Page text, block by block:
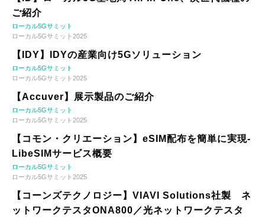
ご紹介
ローカル5Gサミット
ローカル5Gサミット2025
【IDY】IDYの産業向け5Gソリューション
ローカル5Gサミット
ローカル5Gサミット2025
【Accuver】展示製品のご紹介
ローカル5Gサミット
ローカル5Gサミット2025
【コモン・クリエーション】eSIM配布を簡単に実現-
LibeSIMサービス概要
ローカル5Gサミット
ローカル5Gサミット2025
【コーンズテクノロジー】VIAVI Solutions社製 ネ
ットワークテスタONA800／光ネットワークテスタ